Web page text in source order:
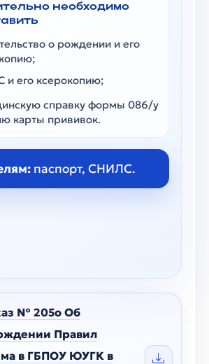
необходимо
о рождении и его
и его ксерокопию;
справку формы 086/у
карты прививок.
паспорт, СНИЛС.
№ 205о Об
Правил
в ГБПОУ ЮУГК в